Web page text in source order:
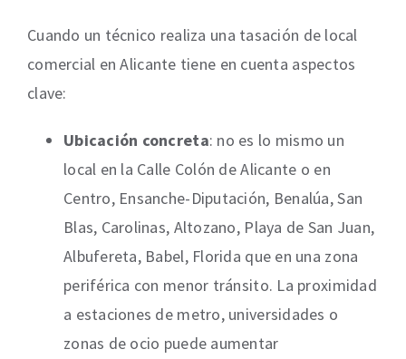
Cuando un técnico realiza una tasación de local
comercial en Alicante tiene en cuenta aspectos
clave:
Ubicación concreta: no es lo mismo un
local en la Calle Colón de Alicante o en
Centro, Ensanche-Diputación, Benalúa, San
Blas, Carolinas, Altozano, Playa de San Juan,
Albufereta, Babel, Florida que en una zona
periférica con menor tránsito. La proximidad
a estaciones de metro, universidades o
zonas de ocio puede aumentar